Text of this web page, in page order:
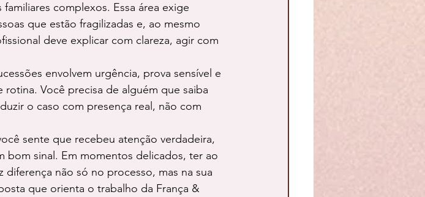
complexos. Essa área exige
que estão fragilizadas e, ao mesmo
deve explicar com clareza, agir com
envolvem urgência, prova sensível e
Você precisa de alguém que saiba
o caso com presença real, não com
sente que recebeu atenção verdadeira,
bom sinal. Em momentos delicados, ter ao
não só no processo, mas na sua
que orienta o trabalho da França &